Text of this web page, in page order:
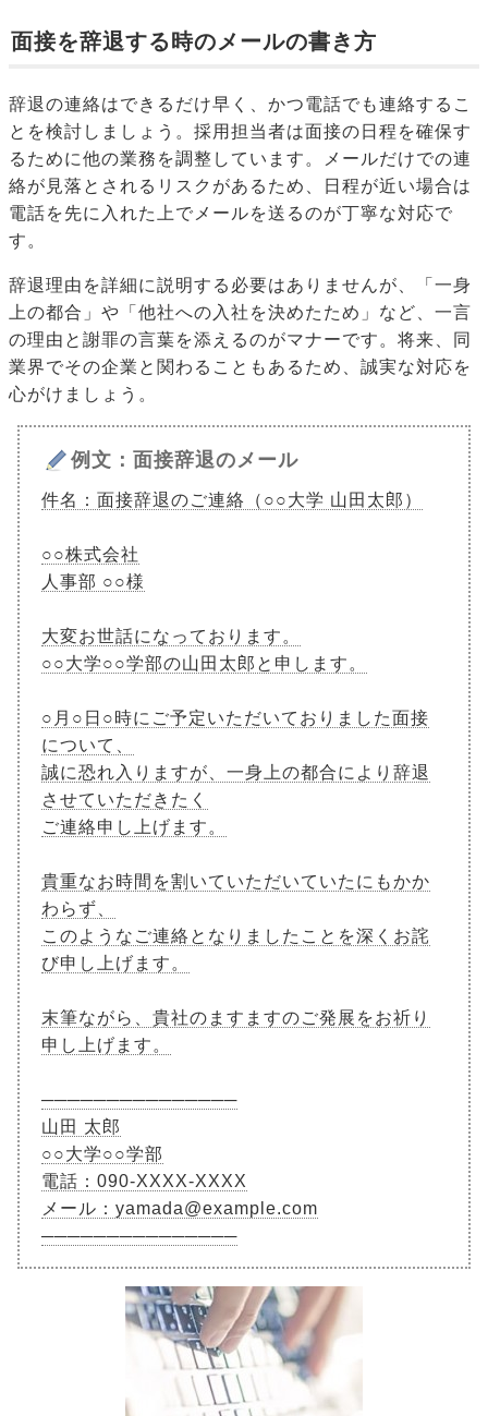
面接を辞退する時のメールの書き方
辞退の連絡はできるだけ早く、かつ電話でも連絡するこ
とを検討しましょう。採用担当者は面接の日程を確保す
るために他の業務を調整しています。メールだけでの連
絡が見落とされるリスクがあるため、日程が近い場合は
電話を先に入れた上でメールを送るのが丁寧な対応で
す。
辞退理由を詳細に説明する必要はありませんが、「一身
上の都合」や「他社への入社を決めたため」など、一言
の理由と謝罪の言葉を添えるのがマナーです。将来、同
業界でその企業と関わることもあるため、誠実な対応を
心がけましょう。
例文：面接辞退のメール
件名：面接辞退のご連絡（○○大学 山田太郎）
○○株式会社
人事部 ○○様
大変お世話になっております。
○○大学○○学部の山田太郎と申します。
○月○日○時にご予定いただいておりました面接
について、
誠に恐れ入りますが、一身上の都合により辞退
させていただきたく
ご連絡申し上げます。
貴重なお時間を割いていただいていたにもかか
わらず、
このようなご連絡となりましたことを深くお詫
び申し上げます。
末筆ながら、貴社のますますのご発展をお祈り
申し上げます。
───────────────
山田 太郎
○○大学○○学部
電話：090-XXXX-XXXX
メール：yamada@example.com
───────────────